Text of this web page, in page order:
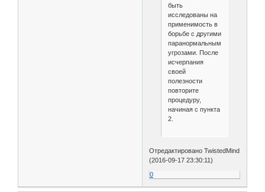
быть
исследованы на
применимость в
борьбе с другими
паранормальными
угрозами. После
исчерпания
своей
полезности
повторите
процедуру,
начиная с пункта
2.
Отредактировано TwistedMind
(2016-09-17 23:30:11)
0